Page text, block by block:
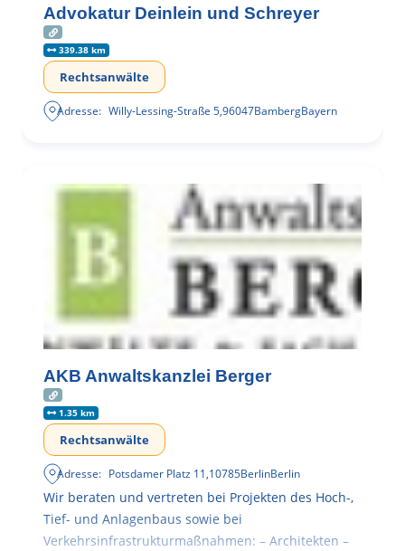
Advokatur Deinlein und Schreyer
339.38 km
Rechtsanwälte
Adresse: Willy-Lessing-Straße 5,96047BambergBayern
AKB Anwaltskanzlei Berger
1.35 km
Rechtsanwälte
Adresse: Potsdamer Platz 11,10785BerlinBerlin
Wir beraten und vertreten bei Projekten des Hoch-,
Tief- und Anlagenbaus sowie bei
Verkehrsinfrastrukturmaßnahmen: – Architekten –